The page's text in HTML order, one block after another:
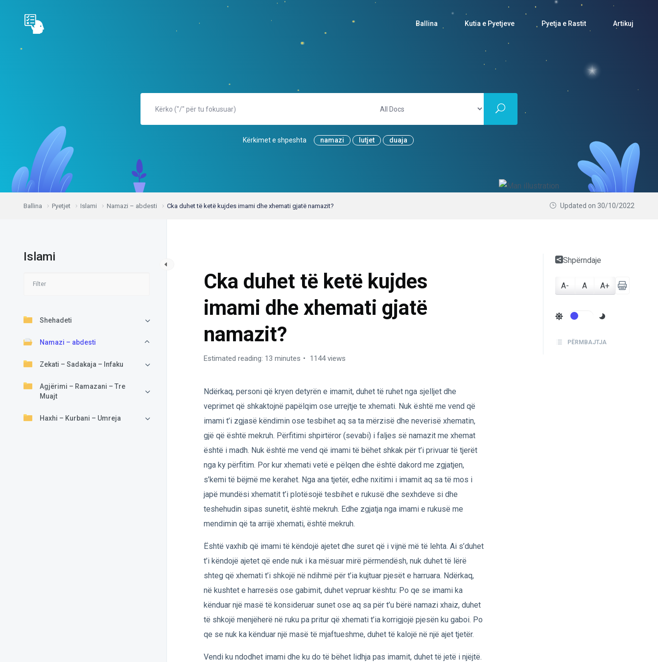
Ballina Kutia e Pyetjeve Pyetja e Rastit Artikuj
Kërkimet e shpeshta namazi lutjet duaja
Ballina Pyetjet Islami Namazi – abdesti Cka duhet të ketë kujdes imami dhe xhemati gjatë namazit? Updated on 30/10/2022
Islami
Shehadeti
Namazi – abdesti
Zekati – Sadakaja – Infaku
Agjërimi – Ramazani – Tre
Muajt
Haxhi – Kurbani – Umreja
Cka duhet të ketë kujdes
imami dhe xhemati gjatë
namazit?
Estimated reading: 13 minutes 1144 views
Ndërkaq, personi që kryen detyrën e imamit, duhet të ruhet nga sjelljet dhe
veprimet që shkaktojnë papëlqim ose urrejtje te xhemati. Nuk është me vend që
imami t’i zgjasë këndimin ose tesbihet aq sa ta mërzisë dhe neverisë xhematin,
gjë që është mekruh. Përfitimi shpirtëror (sevabi) i faljes së namazit me xhemat
është i madh. Nuk është me vend që imami të bëhet shkak për t’i privuar të tjerët
nga ky përfitim. Por kur xhemati vetë e pëlqen dhe është dakord me zgjatjen,
s’kemi të bëjmë me kerahet. Nga ana tjetër, edhe nxitimi i imamit aq sa të mos i
japë mundësi xhematit t’i plotësojë tesbihet e rukusë dhe sexhdeve si dhe
teshehudin sipas sunetit, është mekruh. Edhe zgjatja nga imami e rukusë me
mendimin që ta arrijë xhemati, është mekruh.
Është vaxhib që imami të këndojë ajetet dhe suret që i vijnë më të lehta. Ai s’duhet
t’i këndojë ajetet që ende nuk i ka mësuar mirë përmendësh, nuk duhet të lërë
shteg që xhemati t’i shkojë në ndihmë për t’ia kujtuar pjesët e harruara. Ndërkaq,
në kushtet e harresës ose gabimit, duhet vepruar kështu: Po qe se imami ka
kënduar një masë të konsideruar sunet ose aq sa për t’u bërë namazi xhaiz, duhet
të shkojë menjëherë në ruku pa pritur që xhemati t’ia korrigjojë pjesën ku gaboi. Po
qe se nuk ka kënduar një masë të mjaftueshme, duhet të kalojë në një ajet tjetër.
Vendi ku ndodhet imami dhe ku do të bëhet lidhja pas imamit, duhet të jetë i njëjtë.
Shpërndaje
A- A A+
PËRMBAJTJA